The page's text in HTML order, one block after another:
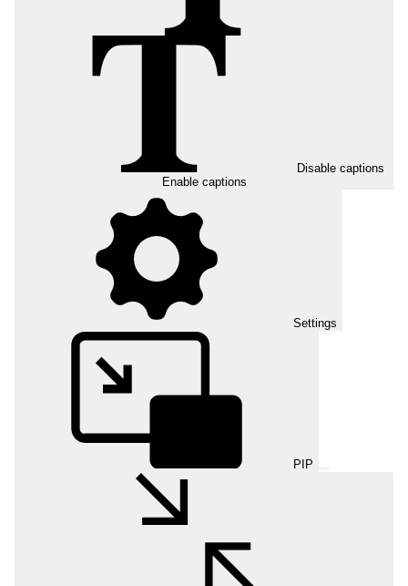
Disable captions
Enable captions
Settings
PIP